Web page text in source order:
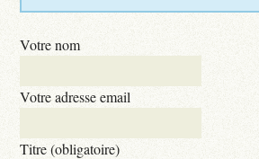
Votre nom
Votre adresse email
Titre (obligatoire)